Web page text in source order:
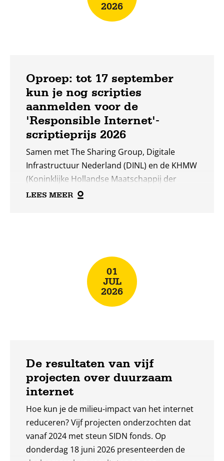
2026
Oproep: tot 17 september
kun je nog scripties
aanmelden voor de
'Responsible Internet'-
scriptieprijs 2026
Samen met The Sharing Group, Digitale
Infrastructuur Nederland (DINL) en de KHMW
(Koninklijke Hollandse Maatschappij der
Wetenschappen zoeken we dit jaar opnieuw
LEES MEER
01
JUL
2026
De resultaten van vijf
projecten over duurzaam
internet
Hoe kun je de milieu-impact van het internet
reduceren? Vijf projecten onderzochten dat
vanaf 2024 met steun SIDN fonds. Op
donderdag 18 juni 2026 presenteerden de